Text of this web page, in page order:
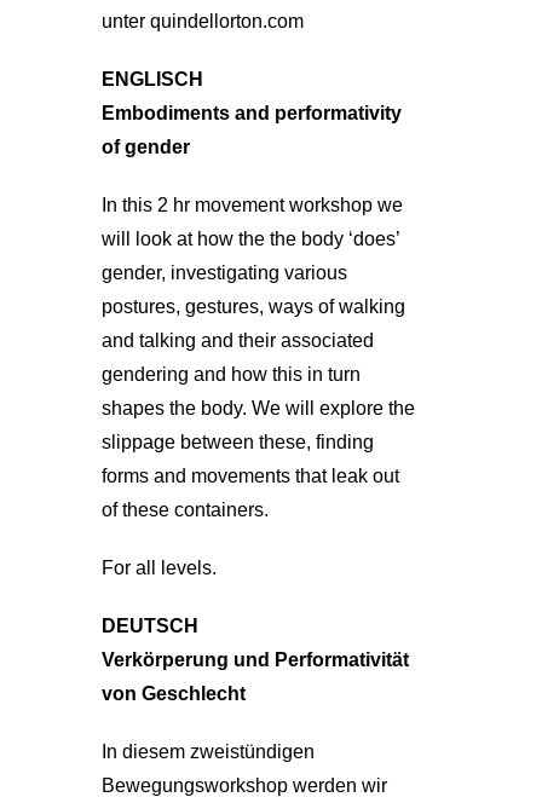
unter quindellorton.com
ENGLISCH
Embodiments and performativity
of gender
In this 2 hr movement workshop we
will look at how the the body ‘does’
gender, investigating various
postures, gestures, ways of walking
and talking and their associated
gendering and how this in turn
shapes the body. We will explore the
slippage between these, finding
forms and movements that leak out
of these containers.
For all levels.
DEUTSCH
Verkörperung und Performativität
von Geschlecht
In diesem zweistündigen
Bewegungsworkshop werden wir